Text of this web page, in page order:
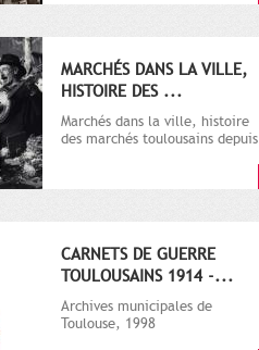
MARCHÉS DANS LA VILLE,
HISTOIRE DES ...
Marchés dans la ville, histoire
des marchés toulousains depuis
CARNETS DE GUERRE
TOULOUSAINS 1914 -...
Archives municipales de
Toulouse, 1998